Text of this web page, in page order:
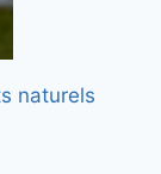
naturels